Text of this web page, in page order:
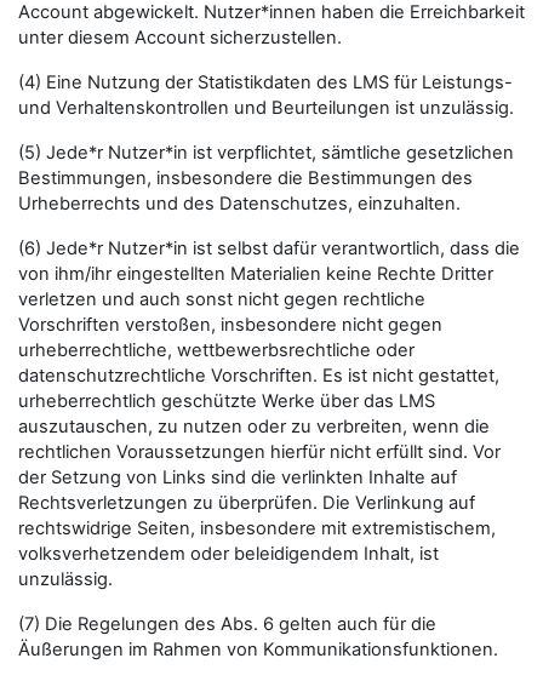
Account abgewickelt. Nutzer*innen haben die Erreichbarkeit
unter diesem Account sicherzustellen.
(4) Eine Nutzung der Statistikdaten des LMS für Leistungs-
und Verhaltenskontrollen und Beurteilungen ist unzulässig.
(5) Jede*r Nutzer*in ist verpflichtet, sämtliche gesetzlichen
Bestimmungen, insbesondere die Bestimmungen des
Urheberrechts und des Datenschutzes, einzuhalten.
(6) Jede*r Nutzer*in ist selbst dafür verantwortlich, dass die
von ihm/ihr eingestellten Materialien keine Rechte Dritter
verletzen und auch sonst nicht gegen rechtliche
Vorschriften verstoßen, insbesondere nicht gegen
urheberrechtliche, wettbewerbsrechtliche oder
datenschutzrechtliche Vorschriften. Es ist nicht gestattet,
urheberrechtlich geschützte Werke über das LMS
auszutauschen, zu nutzen oder zu verbreiten, wenn die
rechtlichen Voraussetzungen hierfür nicht erfüllt sind. Vor
der Setzung von Links sind die verlinkten Inhalte auf
Rechtsverletzungen zu überprüfen. Die Verlinkung auf
rechtswidrige Seiten, insbesondere mit extremistischem,
volksverhetzendem oder beleidigendem Inhalt, ist
unzulässig.
(7) Die Regelungen des Abs. 6 gelten auch für die
Äußerungen im Rahmen von Kommunikationsfunktionen.